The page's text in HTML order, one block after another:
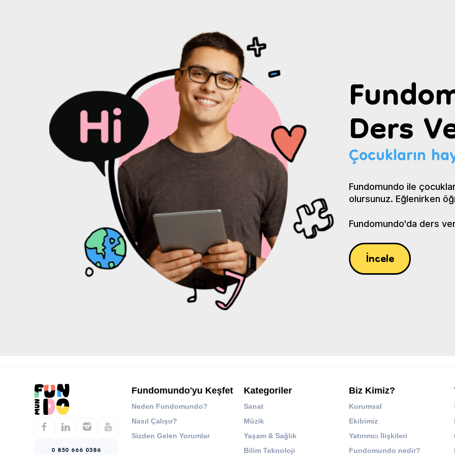
Ders
Çocukların
Fundomundo ile
olursunuz. Eğlenirken
Fundomundo'da ders
İncele
0 850 666 0386
Fundomundo'yu Keşfet
Neden Fundomundo?
Nasıl Çalışır?
Sizden Gelen Yorumlar
Kategoriler
Sanat
Müzik
Yaşam & Sağlık
Bilim Teknoloji
Biz Kimiz?
Kurumsal
Ekibimiz
Yatırımcı İlişkileri
Fundomundo nedir?